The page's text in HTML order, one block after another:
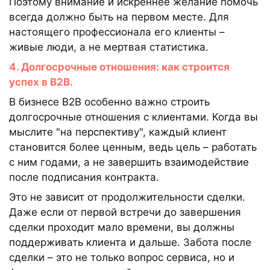
всегда должно быть на первом месте. Для
настоящего профессионала его клиенты –
живые люди, а не мертвая статистика.
4. Долгосрочные отношения: как строится
успех в B2B.
В бизнесе B2B особенно важно строить
долгосрочные отношения с клиентами. Когда вы
мыслите "на перспективу", каждый клиент
становится более ценным, ведь цель – работать
с ним годами, а не завершить взаимодействие
после подписания контракта.
Это не зависит от продолжительности сделки.
Даже если от первой встречи до завершения
сделки проходит мало времени, вы должны
поддерживать клиента и дальше. Забота после
сделки – это не только вопрос сервиса, но и